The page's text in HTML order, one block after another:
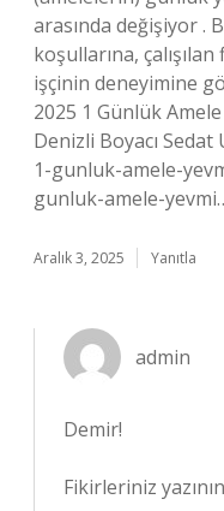
arasında değişiyor .
koşullarına,
işçinin deneyimine
2025 1 Günlük
Denizli Boyacı Sedat
1-gunluk-amele-
gunluk-amele-
Aralık 3, 2025 Yanıtla
admin
Demir!
Fikirleriniz yazının